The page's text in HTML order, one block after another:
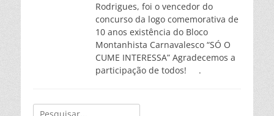
Rodrigues, foi o vencedor do
concurso da logo comemorativa de
10 anos existência do Bloco
Montanhista Carnavalesco “SÓ O
CUME INTERESSA” Agradecemos a
participação de todos! .
Pesquisar